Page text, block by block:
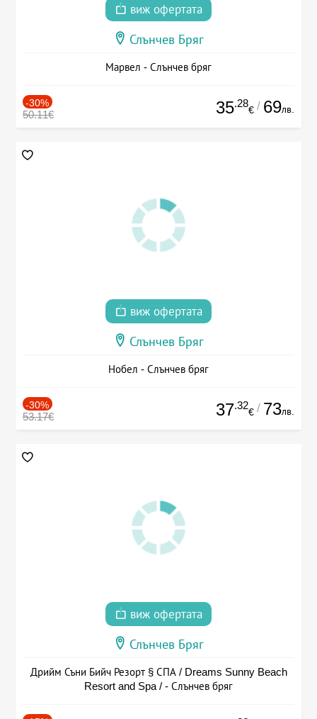
виж офертата
Слънчев Бряг
Марвел - Слънчев бряг
-30%
50.11€ 35.28
€ / 69лв.
виж офертата
Слънчев Бряг
Нобел - Слънчев бряг
-30%
53.17€ 37.32
€ / 73лв.
виж офертата
Слънчев Бряг
Дрийм Съни Бийч Резорт § СПА / Dreams Sunny Beach
Resort and Spa / - Слънчев бряг